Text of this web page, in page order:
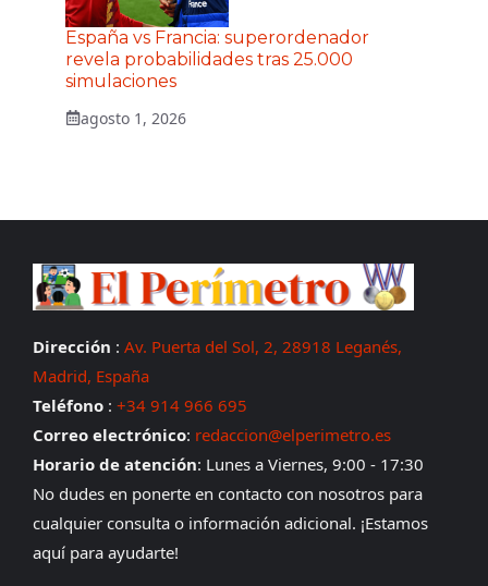
España vs Francia: superordenador
revela probabilidades tras 25.000
simulaciones
agosto 1, 2026
Dirección : Av. Puerta del Sol, 2, 28918 Leganés,
Madrid, España
Teléfono : +34 914 966 695
Correo electrónico: redaccion@elperimetro.es
Horario de atención: Lunes a Viernes, 9:00 - 17:30
No dudes en ponerte en contacto con nosotros para
cualquier consulta o información adicional. ¡Estamos
aquí para ayudarte!